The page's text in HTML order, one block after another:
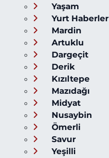
Yaşam
Yurt Haberler
Mardin
Artuklu
Dargeçit
Derik
Kızıltepe
Mazıdağı
Midyat
Nusaybin
Ömerli
Savur
Yeşilli